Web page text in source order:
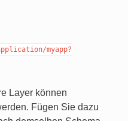
myapp?
Layer können
Fügen Sie dazu